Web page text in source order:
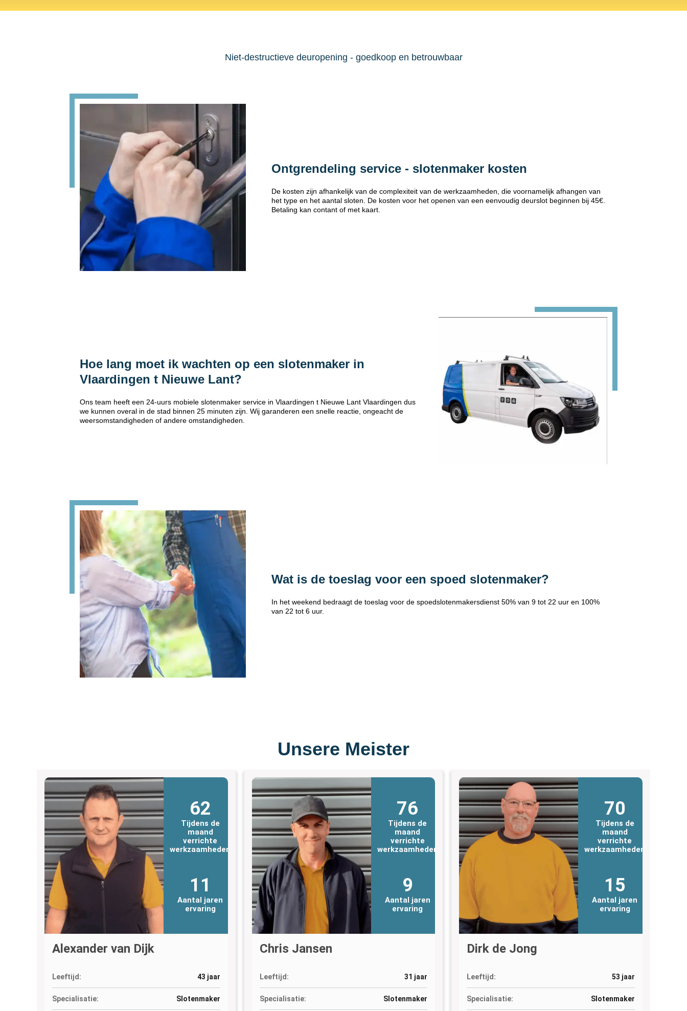
Niet-destructieve deuropening - goedkoop en betrouwbaar
Ontgrendeling service - slotenmaker kosten
De kosten zijn afhankelijk van de complexiteit van de werkzaamheden, die voornamelijk afhangen van
het type en het aantal sloten. De kosten voor het openen van een eenvoudig deurslot beginnen bij 45€.
Betaling kan contant of met kaart.
Hoe lang moet ik wachten op een slotenmaker in
Vlaardingen t Nieuwe Lant?
Ons team heeft een 24-uurs mobiele slotenmaker service in Vlaardingen t Nieuwe Lant Vlaardingen dus
we kunnen overal in de stad binnen 25 minuten zijn. Wij garanderen een snelle reactie, ongeacht de
weersomstandigheden of andere omstandigheden.
Wat is de toeslag voor een spoed slotenmaker?
In het weekend bedraagt de toeslag voor de spoedslotenmakersdienst 50% van 9 tot 22 uur en 100%
van 22 tot 6 uur.
Unsere Meister
62
Tijdens de
maand
verrichte
werkzaamheden
11
Aantal jaren
ervaring
Alexander van Dijk
Leeftijd: 43 jaar
Specialisatie: Slotenmaker
76
Tijdens de
maand
verrichte
werkzaamheden
9
Aantal jaren
ervaring
Chris Jansen
Leeftijd: 31 jaar
Specialisatie: Slotenmaker
70
Tijdens de
maand
verrichte
werkzaamheden
15
Aantal jaren
ervaring
Dirk de Jong
Leeftijd: 53 jaar
Specialisatie: Slotenmaker